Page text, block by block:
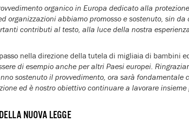
organico in Europa dedicato alla
organizzazioni abbiamo promosso e sostenuto, sin
contributi al testo, alla luce della nostra
nella direzione della tutela di migliaia di bambini
di esempio anche per altri Paesi europei.
sostenuto il provvedimento, ora sarà fondamentale
ed è nostro obiettivo continuare a lavorare
NUOVA LEGGE